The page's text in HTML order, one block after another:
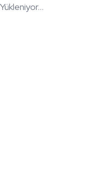
Yükleniyor...